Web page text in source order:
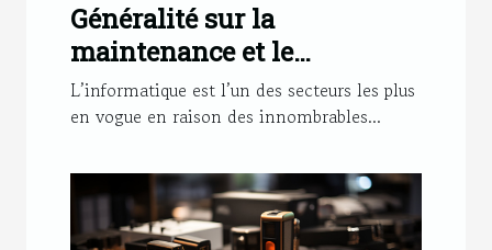
Généralité sur la
maintenance et le
dépannage informatique
L’informatique est l’un des secteurs les plus
en vogue en raison des innombrables...